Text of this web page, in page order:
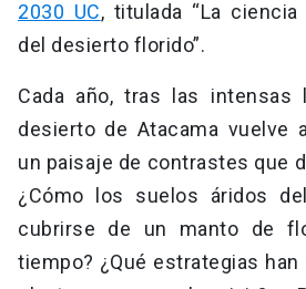
2030 UC, titulada “La
del desierto florido”.
Cada año, tras las intensas
desierto de Atacama vuelve
un paisaje de contrastes que
¿Cómo los suelos áridos
cubrirse de un manto de
tiempo? ¿Qué estrategias